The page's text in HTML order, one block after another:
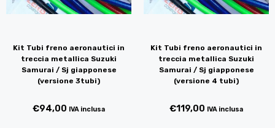
Kit Tubi freno aeronautici in
treccia metallica Suzuki
Samurai / Sj giapponese
(versione 3tubi)
€94,00 IVA inclusa
Kit Tubi freno aeronautici in
treccia metallica Suzuki
Samurai / Sj giapponese
(versione 4 tubi)
€119,00 IVA inclusa